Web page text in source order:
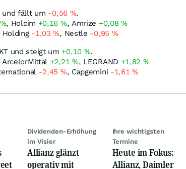
und fällt um -0,56 %.
%, Holcim +0,16 %, Amrize +0,08%
-1,03%, Nestle -0,95 %
und steigt um +0,10 %.
ArcelorMittal +2,21 %, LEGRAND +1,82 %
-2,45 %, Capgemini -1,61%
Dividenden-Erhöhung
im Visier
Allianz glänzt
operativ mit
Ihre wichtigsten
Termine
Heute im Fokus:
Allianz, Daimler